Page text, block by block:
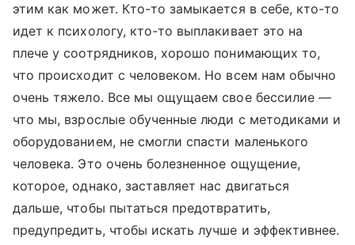
этим как может. Кто-то замыкается в себе, кто-то
идет к психологу, кто-то выплакивает это на
плече у соотрядников, хорошо понимающих то,
что происходит с человеком. Но всем нам обычно
очень тяжело. Все мы ощущаем свое бессилие —
что мы, взрослые обученные люди с методиками и
оборудованием, не смогли спасти маленького
человека. Это очень болезненное ощущение,
которое, однако, заставляет нас двигаться
дальше, чтобы пытаться предотвратить,
предупредить, чтобы искать лучше и эффективнее.